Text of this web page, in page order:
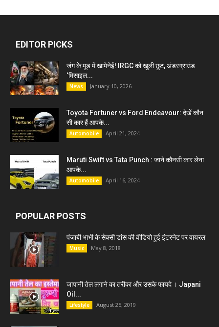
EDITOR PICKS
जंग के मूड में खामेनेई! IRGC को खुली छूट, अंडरग्राउंड
‘मिसाइल...
News January 10, 2026
Toyota Fortuner vs Ford Endeavour: देखें कौन
सी कार हैं आपके...
Automobile April 21, 2024
Maruti Swift vs Tata Punch : जाने कौनसी कार लेना
आपके...
Automobile April 16, 2024
POPULAR POSTS
पंजाबी भाभी के सेक्सी डांस की वीडियो हुई इंटरनेट पर वायरल
Music May 8, 2018
जापानी तेल लगाने का तरीका और उसके फायदे । Japani
Oil...
Lifestyle August 25, 2019